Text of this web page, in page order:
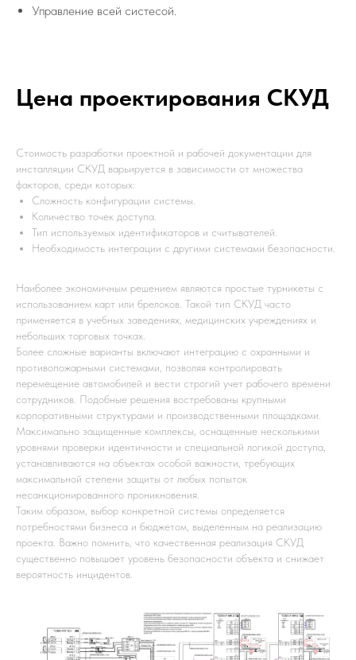
Управление всей систесой.
Цена проектирования СКУД
Стоимость разработки проектной и рабочей документации для
инсталляции СКУД варьируется в зависимости от множества
факторов, среди которых:
Сложность конфигурации системы.
Количество точек доступа.
Тип используемых идентификаторов и считывателей.
Необходимость интеграции с другими системами безопасности.
Наиболее экономичным решением являются простые турникеты с
использованием карт или брелоков. Такой тип СКУД часто
применяется в учебных заведениях, медицинских учреждениях и
небольших торговых точках.
Более сложные варианты включают интеграцию с охранными и
противопожарными системами, позволяя контролировать
перемещение автомобилей и вести строгий учет рабочего времени
сотрудников. Подобные решения востребованы крупными
корпоративными структурами и производственными площадками.
Максимально защищенные комплексы, оснащенные несколькими
уровнями проверки идентичности и специальной логикой доступа,
устанавливаются на объектах особой важности, требующих
максимальной степени защиты от любых попыток
несанкционированного проникновения.
Таким образом, выбор конкретной системы определяется
потребностями бизнеса и бюджетом, выделенным на реализацию
проекта. Важно помнить, что качественная реализация СКУД
существенно повышает уровень безопасности объекта и снижает
вероятность инцидентов.